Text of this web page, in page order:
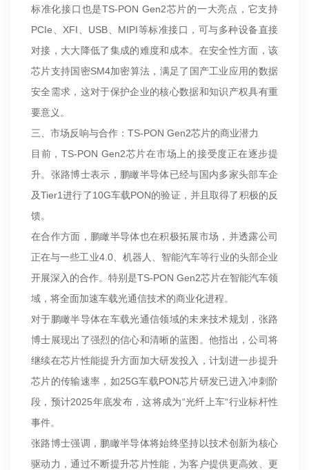
标准化接口也是TS-PON Gen2芯片的一大亮点，它支持
PCIe、XFI、USB、MIPI等标准接口，可与多种设备直接
对接，大大降低了集成的难度和成本。在安全性方面，该
芯片支持国密SM4加密算法，满足了国产工业应用的数据
安全需求，这对于保护企业的核心数据和知识产权具有重
要意义。
三、市场反响与合作：TS-PON Gen2芯片的商业潜力
目前，TS-PON Gen2芯片在市场上的接受度正在逐步提
升。张路博士表示，鹏瞰半导体已经与国内多家头部车企
及Tier1进行了10G车载PON的验证，并且取得了积极的反
馈。
在合作方面，鹏瞰半导体也在积极拓展市场，并透露公司
正在与一些工业4.0、机器人、智能汽车等行业的头部企业
开展深入的合作。特别是TS-PON Gen2芯片在智能汽车领
域，将全面加速车载光通信技术的商业化进程。
对于鹏瞰半导体在车载光通信领域的未来技术规划，张路
博士展现出了强烈的信心和清晰的蓝图。他指出，公司将
继续在芯片性能提升方面加大研发投入，计划进一步提升
芯片的传输速率，如25G车载PON芯片研发已进入冲刺阶
段，预计2025年底发布，这将成为“光纤上车“行业标杆性
事件。
张路博士强调，鹏瞰半导体将始终坚持以技术创新为核心
驱动力，通过不断提升芯片性能，为客户提供更高效、更